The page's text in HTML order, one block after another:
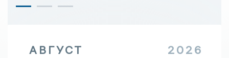
АВГУСТ 2026